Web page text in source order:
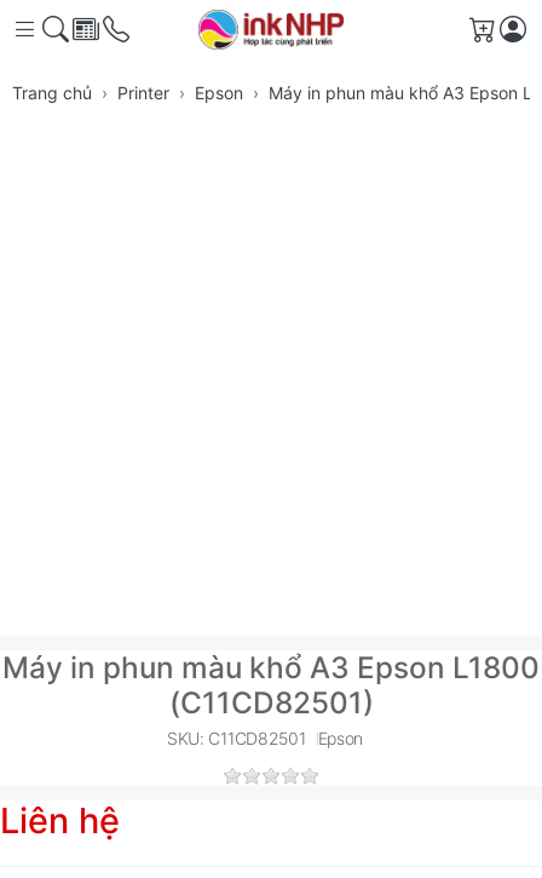
Giỏ
Trang chủ Printer Epson Máy in phun màu khổ A3 Epson
Máy in phun màu khổ A3 Epson L1800
(C11CD82501)
SKU: C11CD82501 Epson
Liên hệ